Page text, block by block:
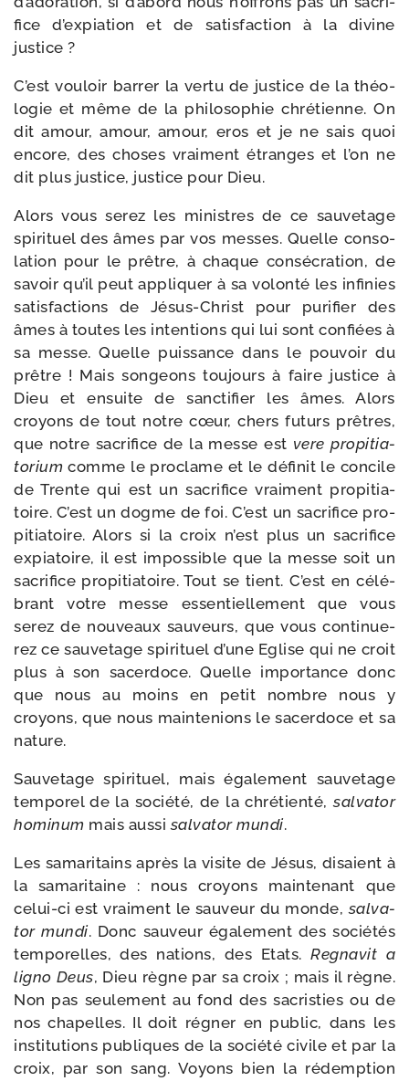
fice d’expiation et de satis­fac­tion à la divine
justice ?
C’est vou­loir bar­rer la ver­tu de jus­tice de la théo­
lo­gie et même de la phi­lo­so­phie chré­tienne. On
dit amour, amour, amour, eros et je ne sais quoi
encore, des choses vrai­ment étranges et l’on ne
dit plus jus­tice, jus­tice pour Dieu.
Alors vous serez les ministres de ce sau­ve­tage
spi­ri­tuel des âmes par vos messes. Quelle conso­
la­tion pour le prêtre, à chaque consé­cra­tion, de
savoir qu’il peut appli­quer à sa volon­té les infi­nies
satis­fac­tions de Jésus-​Christ pour puri­fier des
âmes à toutes les inten­tions qui lui sont confiées à
sa messe. Quelle puis­sance dans le pou­voir du
prêtre ! Mais son­geons tou­jours à faire jus­tice à
Dieu et ensuite de sanc­ti­fier les âmes. Alors
croyons de tout notre cœur, chers futurs prêtres,
que notre sacri­fice de la messe est vere pro­pi­tia­
to­riumcomme le pro­clame et le défi­nit le concile
de Trente qui est un sacri­fice vrai­ment pro­pi­tia­
toire. C’est un dogme de foi. C’est un sacri­fice pro­
pi­tia­toire. Alors si la croix n’est plus un sacri­fice
expia­toire, il est impos­sible que la messe soit un
sacri­fice pro­pi­tia­toire. Tout se tient. C’est en célé­
brant votre messe essen­tiel­le­ment que vous
serez de nou­veaux sau­veurs, que vous conti­nue­
rez ce sau­ve­tage spi­ri­tuel d’une Eglise qui ne croit
plus à son sacer­doce. Quelle impor­tance donc
que nous au moins en petit nombre nous y
croyons, que nous main­te­nions le sacer­doce et sa
nature.
Sauvetage spi­ri­tuel, mais éga­le­ment sau­ve­tage
tem­po­rel de la socié­té, de la chré­tien­té,sal­va­tor
homi­num mais aus­sisal­va­tor mun­di.
Les sama­ri­tains après la visite de Jésus, disaient à
la sama­ri­taine : nous croyons main­te­nant que
celui-​ci est vrai­ment le sau­veur du monde,sal­va­
tor mun­di. Donc sau­veur éga­le­ment des socié­tés
tem­po­relles, des nations, des Etats. Regnavit a
ligno Deus, Dieu règne par sa croix ; mais il règne.
Non pas seule­ment au fond des sacris­ties ou de
nos cha­pelles. Il doit régner en public, dans les
ins­ti­tu­tions publiques de la socié­té civile et par la
croix, par son sang. Voyons bien la rédemp­tion